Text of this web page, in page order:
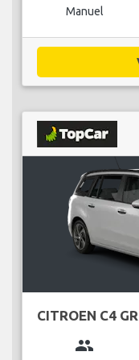
Manuel
CITROEN C4
group